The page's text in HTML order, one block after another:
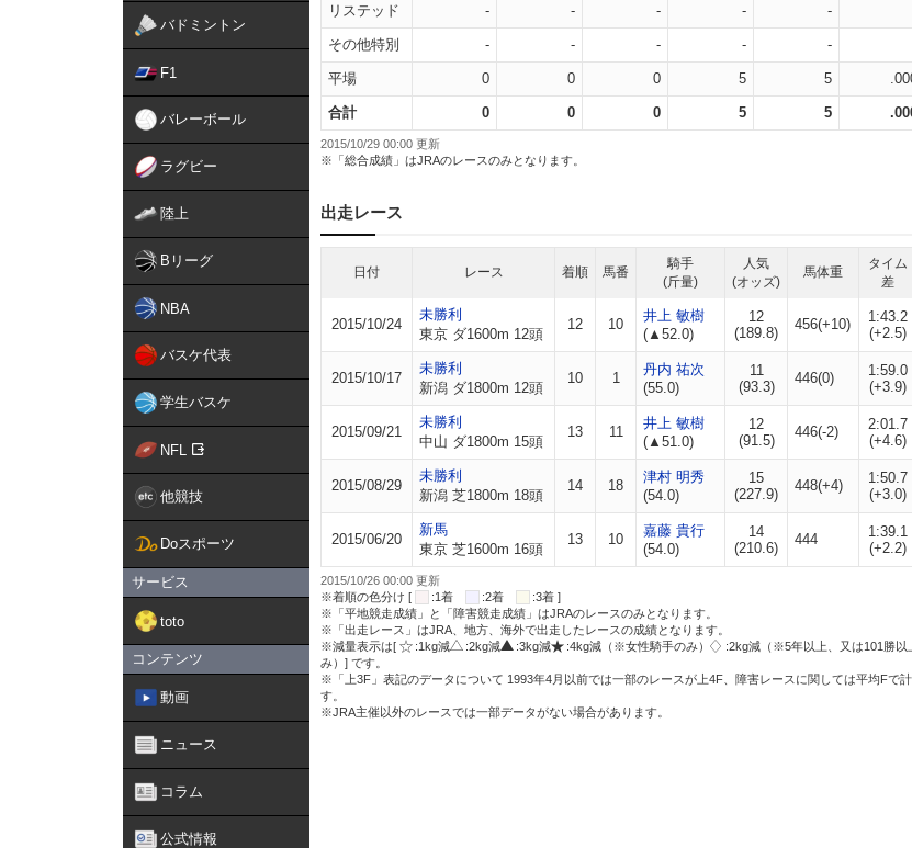
バドミントン
F1
バレーボール
ラグビー
陸上
Bリーグ
NBA
バスケ代表
学生バスケ
NFL
他競技
Doスポーツ
サービス
toto
コンテンツ
動画
ニュース
コラム
公式情報
リステッド - - - - -
その他特別 - - - - -
平場 0 0 0 5 5
合計 0 0 0 5 5
2015/10/29 00:00 更新
※「総合成績」はJRAのレースのみとなります。
出走レース
日付 レース 着順 馬番
騎手
(斤量)
人気
(オッズ)
馬体重
タイム
差
2015/10/24
未勝利
東京 ダ1600m 12頭
12 10
井上 敏樹
(▲52.0)
12
(189.8)
456(+10)
1:43.2
(+2.5)
2015/10/17
未勝利
新潟 ダ1800m 12頭
10 1
丹内 祐次
(55.0)
11
(93.3)
446(0)
1:59.0
(+3.9)
2015/09/21
未勝利
中山 ダ1800m 15頭
13 11
井上 敏樹
(▲51.0)
12
(91.5)
446(-2)
2:01.7
(+4.6)
2015/08/29
未勝利
新潟 芝1800m 18頭
14 18
津村 明秀
(54.0)
15
(227.9)
448(+4)
1:50.7
(+3.0)
2015/06/20
新馬
東京 芝1600m 16頭
13 10
嘉藤 貴行
(54.0)
14
(210.6)
444
1:39.1
(+2.2)
2015/10/26 00:00 更新
※着順の色分け [
:1着 :2着
:3着 ]
※「平地競走成績」と「障害競走成績」はJRAのレースのみとなります。
※「出走レース」はJRA、地方、海外で出走したレースの成績となります。
※減量表示は[
:1kg減 :2kg減 :3kg減 :4kg減（※女性騎手のみ）
:2kg減（※5年以上、又は101勝以
み）] です。
※「上3F」表記のデータについて 1993年4月以前では一部のレースが上4F、障害レースに関しては平均Fで
す。
※JRA主催以外のレースでは一部データがない場合があります。